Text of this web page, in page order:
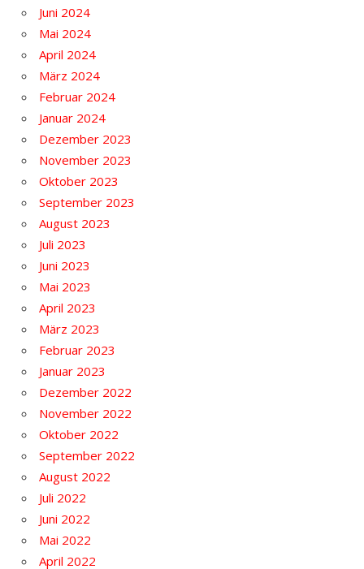
Juni 2024
Mai 2024
April 2024
März 2024
Februar 2024
Januar 2024
Dezember 2023
November 2023
Oktober 2023
September 2023
August 2023
Juli 2023
Juni 2023
Mai 2023
April 2023
März 2023
Februar 2023
Januar 2023
Dezember 2022
November 2022
Oktober 2022
September 2022
August 2022
Juli 2022
Juni 2022
Mai 2022
April 2022